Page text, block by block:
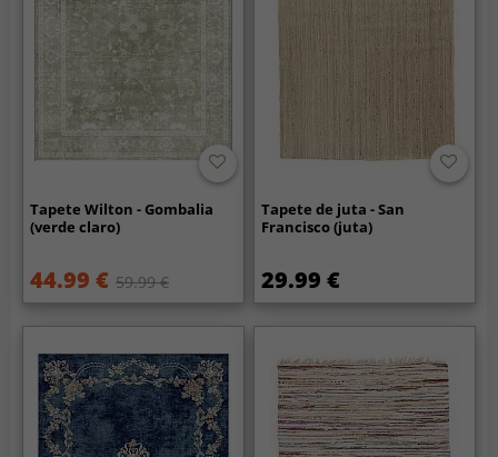
Tapete Wilton - Gombalia
(verde claro)
44.99 € 59.99 €
Tapete de juta - San
Francisco (juta)
29.99 €